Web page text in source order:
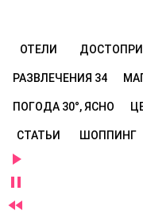
ОТЕЛИ
РАЗВЛЕЧЕНИЯ 34
ПОГОДА 30°, ЯСНО
СТАТЬИ ШОППИНГ


